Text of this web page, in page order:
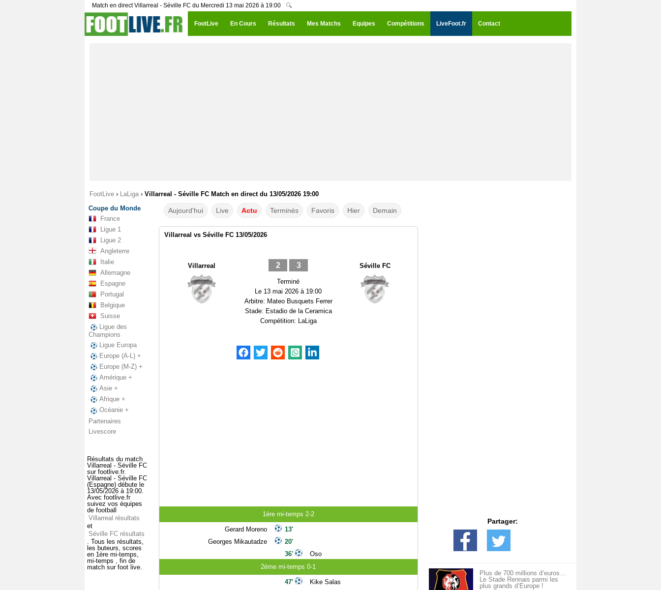
Match en direct Villarreal - Séville FC du Mercredi 13 mai 2026 à 19:00 🔍
FootLive En Cours Résultats Mes Matchs Equipes Compétitions LiveFoot.fr Contact
FootLive › LaLiga › Villarreal - Séville FC Match en direct du 13/05/2026 19:00
Coupe du Monde
France
Ligue 1
Ligue 2
Angleterre
Italie
Allemagne
Espagne
Portugal
Belgique
Suisse
Ligue des
Champions
Ligue Europa
Europe (A-L) +
Europe (M-Z) +
Amérique +
Asie +
Afrique +
Océanie +
Partenaires
Livescore
Résultats du match
Villarreal - Séville FC
sur footlive.fr.
Villarreal - Séville FC
(Espagne) débute le
13/05/2026 à 19:00.
Avec footlive.fr
suivez vos équipes
de football
Villarreal résultats
et
Séville FC résultats
. Tous les résultats,
les buteurs, scores
en 1ère mi-temps,
mi-temps , fin de
match sur foot live.
Aujourd'hui Live Actu Terminés Favoris Hier Demain
Villarreal vs Séville FC 13/05/2026
Villarreal 2 3
Terminé
Le 13 mai 2026 à 19:00
Arbitre: Mateo Busquets Ferrer
Stade: Estadio de la Ceramica
Compétition: LaLiga
Séville FC
1ère mi-temps 2-2
Gerard Moreno
Georges Mikautadze
13'
20'
36'
Oso
2ème mi-temps 0-1
47' Kike Salas
Partager:
Plus de 700 millions d’euros…
Le Stade Rennais parmi les
plus grands d’Europe !